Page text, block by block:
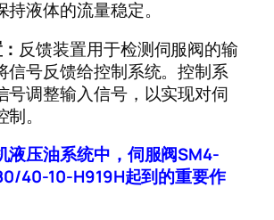
液体的流量稳定。
反馈装置用于检测伺服阀的输
信号反馈给控制系统。控制系
号调整输入信号，以实现对伺
。
液压油系统中，伺服阀SM4-
40-10-H919H起到的重要作